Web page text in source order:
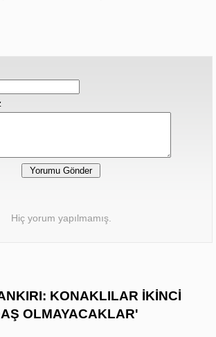
Hiç yorum yapılmamış.
KONAKLILAR İKİNCİ
OLMAYACAKLAR'